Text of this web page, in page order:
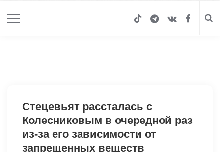
Стецевьят рассталась с
Колесниковым в очередной раз
из-за его зависимости от
запрещенных веществ